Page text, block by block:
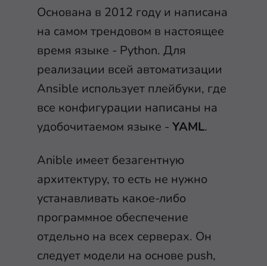
Основана в 2012 году и написана
на самом трендовом в настоящее
время языке - Python. Для
реализации всей автоматизации
Ansible использует плейбуки, где
все конфигурации написаны на
удобочитаемом языке - YAML.
Anible имеет безагентную
архитектуру, то есть не нужно
устанавливать какое-либо
программное обеспечение
отдельно на всех серверах. Он
следует модели на основе push,